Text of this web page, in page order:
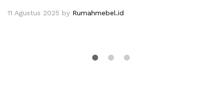
11 Agustus 2025 by Rumahmebel.id